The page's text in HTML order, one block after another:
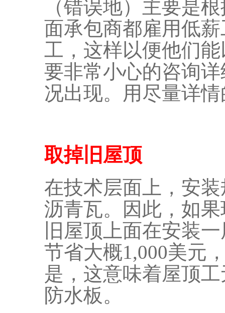
（错误地）主要是
面承包商都雇用低
工，这样以便他们
要非常小心的咨询
况出现。用尽量详
取掉旧屋顶
在技术层面上，安
沥青瓦。因此，如
旧屋顶上面在安装
节省大概1,000美元
是，这意味着屋顶
防水板。